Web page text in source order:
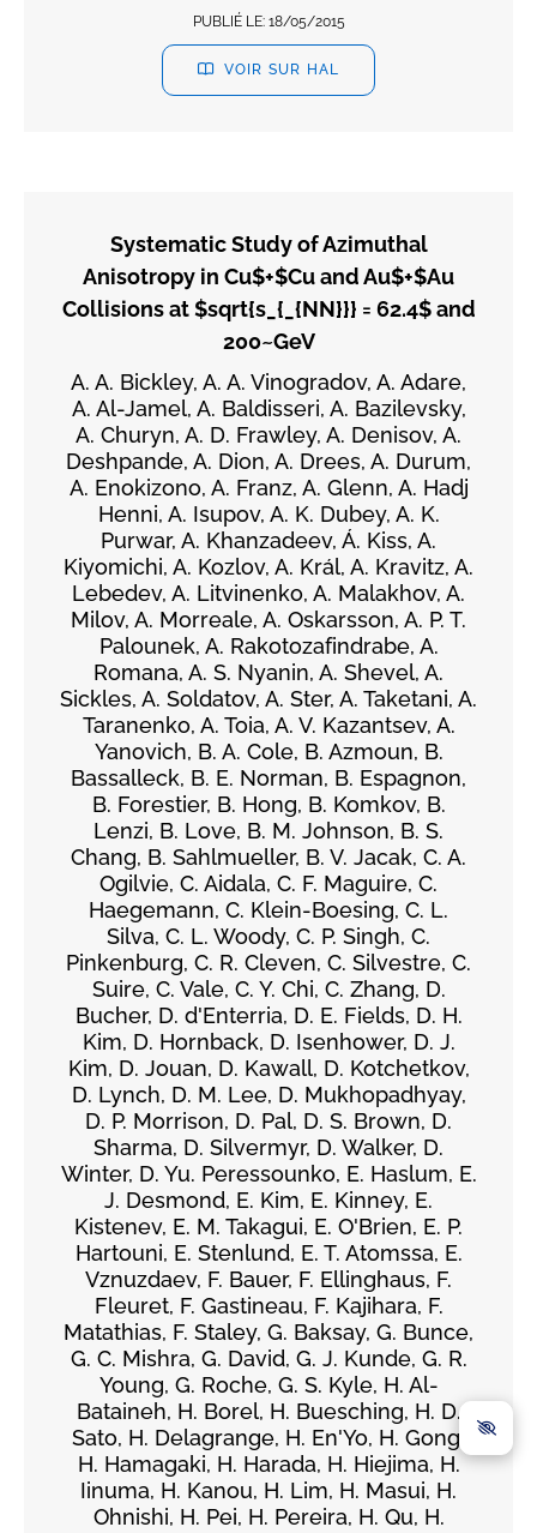
PUBLIÉ LE: 18/05/2015
VOIR SUR HAL
Systematic Study of Azimuthal
Anisotropy in Cu$+$Cu and Au$+$Au
Collisions at $sqrt{s_{_{NN}}} = 62.4$ and
200~GeV
A. A. Bickley, A. A. Vinogradov, A. Adare,
A. Al-Jamel, A. Baldisseri, A. Bazilevsky,
A. Churyn, A. D. Frawley, A. Denisov, A.
Deshpande, A. Dion, A. Drees, A. Durum,
A. Enokizono, A. Franz, A. Glenn, A. Hadj
Henni, A. Isupov, A. K. Dubey, A. K.
Purwar, A. Khanzadeev, Á. Kiss, A.
Kiyomichi, A. Kozlov, A. Král, A. Kravitz, A.
Lebedev, A. Litvinenko, A. Malakhov, A.
Milov, A. Morreale, A. Oskarsson, A. P. T.
Palounek, A. Rakotozafindrabe, A.
Romana, A. S. Nyanin, A. Shevel, A.
Sickles, A. Soldatov, A. Ster, A. Taketani, A.
Taranenko, A. Toia, A. V. Kazantsev, A.
Yanovich, B. A. Cole, B. Azmoun, B.
Bassalleck, B. E. Norman, B. Espagnon,
B. Forestier, B. Hong, B. Komkov, B.
Lenzi, B. Love, B. M. Johnson, B. S.
Chang, B. Sahlmueller, B. V. Jacak, C. A.
Ogilvie, C. Aidala, C. F. Maguire, C.
Haegemann, C. Klein-Boesing, C. L.
Silva, C. L. Woody, C. P. Singh, C.
Pinkenburg, C. R. Cleven, C. Silvestre, C.
Suire, C. Vale, C. Y. Chi, C. Zhang, D.
Bucher, D. d'Enterria, D. E. Fields, D. H.
Kim, D. Hornback, D. Isenhower, D. J.
Kim, D. Jouan, D. Kawall, D. Kotchetkov,
D. Lynch, D. M. Lee, D. Mukhopadhyay,
D. P. Morrison, D. Pal, D. S. Brown, D.
Sharma, D. Silvermyr, D. Walker, D.
Winter, D. Yu. Peressounko, E. Haslum, E.
J. Desmond, E. Kim, E. Kinney, E.
Kistenev, E. M. Takagui, E. O'Brien, E. P.
Hartouni, E. Stenlund, E. T. Atomssa, E.
Vznuzdaev, F. Bauer, F. Ellinghaus, F.
Fleuret, F. Gastineau, F. Kajihara, F.
Matathias, F. Staley, G. Baksay, G. Bunce,
G. C. Mishra, G. David, G. J. Kunde, G. R.
Young, G. Roche, G. S. Kyle, H. Al-
Bataineh, H. Borel, H. Buesching, H. D.
Sato, H. Delagrange, H. En'Yo, H. Gong,
H. Hamagaki, H. Harada, H. Hiejima, H.
Iinuma, H. Kanou, H. Lim, H. Masui, H.
Ohnishi, H. Pei, H. Pereira, H. Qu, H.